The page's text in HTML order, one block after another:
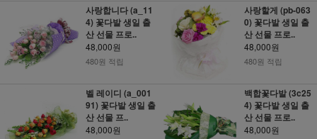
사랑합니다 (a_11
4) 꽃다발 생일 출
산 선물 프로..
48,000원
480원 적립
사랑할게 (pb-063
0) 꽃다발 생일 출
산 선물 프로..
48,000원
480원 적립
벨 레이디 (a_001
91) 꽃다발 생일 출
산 선물 프..
48,000원
백합꽃다발 (3c25
4) 꽃다발 생일 출
산 선물 프로..
48,000원